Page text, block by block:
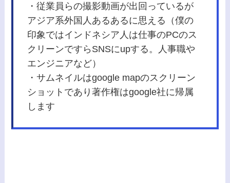
・従業員らの撮影動画が出回っているが
アジア系外国人あるあるに思える（僕の
印象ではインドネシア人は仕事のPCのス
クリーンですらSNSにupする。人事職や
エンジニアなど）
・サムネイルはgoogle mapのスクリーン
ショットであり著作権はgoogle社に帰属
します